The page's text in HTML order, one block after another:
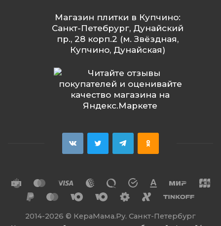
Магазин плитки в Купчино:
Санкт-Петебрург, Дунайский
пр., 28 корп.2 (м. Звёздная,
Купчино, Дунайская)
2014-2026 © КераМама.Ру. Санкт-Петербург